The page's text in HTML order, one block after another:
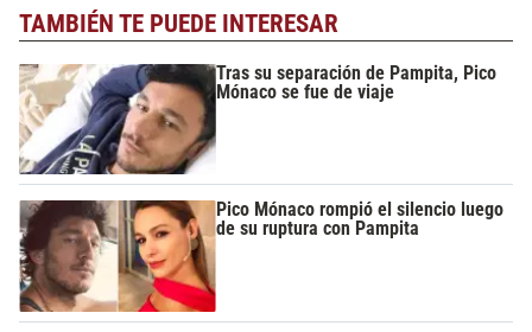
TAMBIÉN TE PUEDE INTERESAR
Tras su separación de Pampita, Pico
Mónaco se fue de viaje
Pico Mónaco rompió el silencio luego
de su ruptura con Pampita